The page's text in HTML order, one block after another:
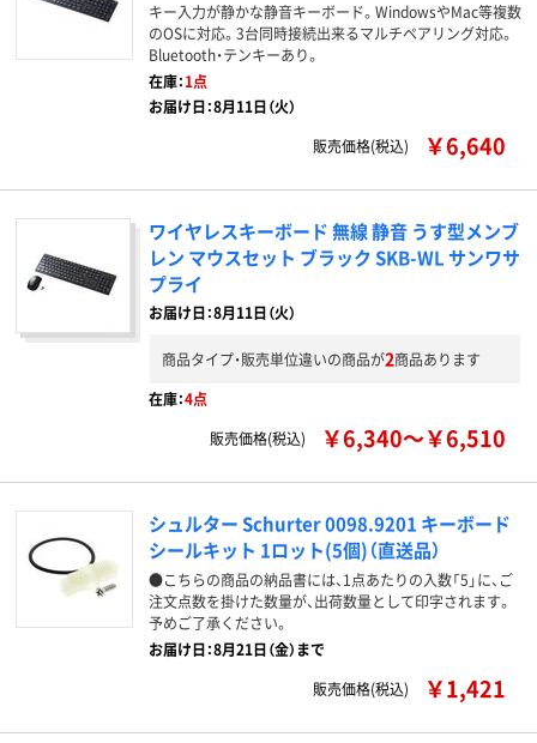
キー入力が静かな静音キーボード。WindowsやMac等複数
のOSに対応。3台同時接続出来るマルチペアリング対応。
Bluetooth・テンキーあり。
在庫：1点
お届け日：8月11日（火）
販売価格(税込)
￥6,640
ワイヤレスキーボード 無線 静音 うす型メンブ
レン マウスセット ブラック SKB-WL サンワサ
プライ
お届け日：8月11日（火）
商品タイプ・販売単位違いの商品が2商品あります
在庫：4点
販売価格(税込)
￥6,340～￥6,510
シュルター Schurter 0098.9201 キーボード
シールキット 1ロット(5個)（直送品）
●こちらの商品の納品書には、1点あたりの入数「5」に、ご
注文点数を掛けた数量が、出荷数量として印字されます。
予めご了承ください。
お届け日：8月21日（金）まで
販売価格(税込)
￥1,421